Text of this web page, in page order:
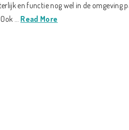
en functie nog wel in de omgeving
… Read More